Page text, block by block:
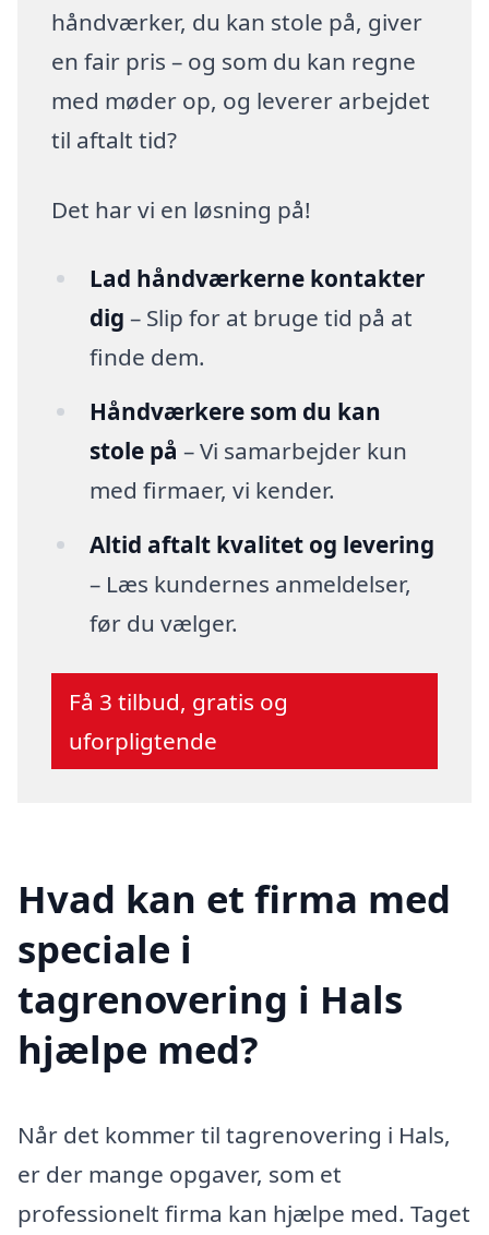
håndværker, du kan stole på, giver
en fair pris – og som du kan regne
med møder op, og leverer arbejdet
til aftalt tid?
Det har vi en løsning på!
Lad håndværkerne kontakter
dig – Slip for at bruge tid på at
finde dem.
Håndværkere som du kan
stole på – Vi samarbejder kun
med firmaer, vi kender.
Altid aftalt kvalitet og levering
– Læs kundernes anmeldelser,
før du vælger.
Få 3 tilbud, gratis og
uforpligtende
Hvad kan et firma med
speciale i
tagrenovering i Hals
hjælpe med?
Når det kommer til tagrenovering i Hals,
er der mange opgaver, som et
professionelt firma kan hjælpe med. Taget